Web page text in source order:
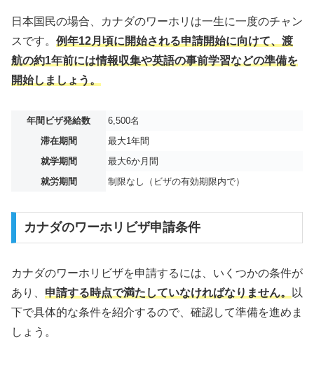
日本国民の場合、カナダのワーホリは一生に一度のチャン
スです。 例年12月頃に開始される申請開始に向けて、渡
航の約1年前には情報収集や英語の事前学習などの準備を
開始しましょう。
年間ビザ発給数
6,500名
滞在期間
最大1年間
就学期間
最大6か月間
就労期間
制限なし（ビザの有効期限内で）
カナダのワーホリビザ申請条件
カナダのワーホリビザを申請するには、いくつかの条件が
あり、 申請する時点で満たしていなければなりません。
以
下で具体的な条件を紹介するので、確認して準備を進めま
しょう。